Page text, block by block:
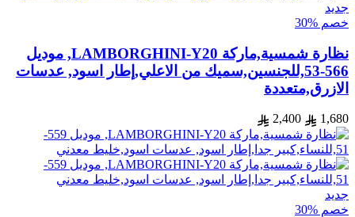
جديد
خصم %30
نظارة شمسية,ماركة LAMBORGHINI-Y20, موديل
566-53,للجنسين,سميك من الاعلي,إطار اسود, عدسات
الازرق,متعددة
1,680
2,400
جديد
خصم %30